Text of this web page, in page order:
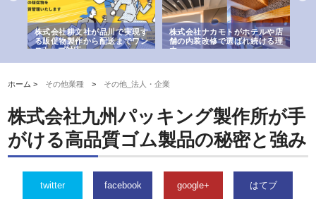
株式会社耕文社が品川で実現す
る販促物製作から配送までワン
ストップ対応
株式会社ナカモトがホテルや店
舗の内装改修で選ばれ続ける理
由
ホーム > その他業種 > その他_法人・企業
株式会社九州パッキング製作所が手
がける高品質ゴム製品の秘密と強み
twitter facebook google+ はてブ